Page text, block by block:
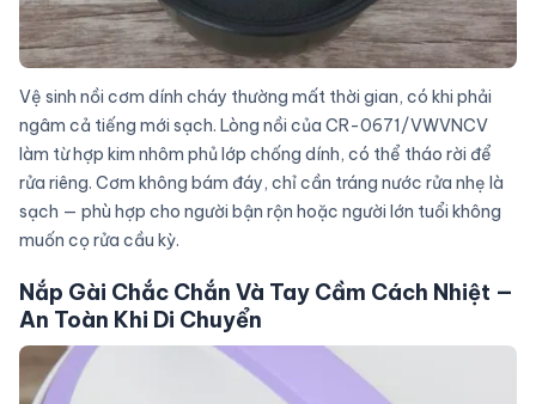
Vệ sinh nồi cơm dính cháy thường mất thời gian, có khi phải
ngâm cả tiếng mới sạch. Lòng nồi của CR-0671/VWVNCV
làm từ hợp kim nhôm phủ lớp chống dính, có thể tháo rời để
rửa riêng. Cơm không bám đáy, chỉ cần tráng nước rửa nhẹ là
sạch — phù hợp cho người bận rộn hoặc người lớn tuổi không
muốn cọ rửa cầu kỳ.
Nắp Gài Chắc Chắn Và Tay Cầm Cách Nhiệt —
An Toàn Khi Di Chuyển